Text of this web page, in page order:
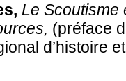
Le Scoutisme
(préface
d’histoire